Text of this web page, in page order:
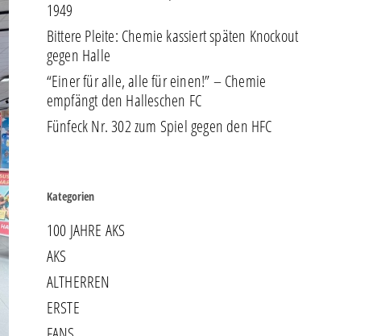
1949
Bittere Pleite: Chemie kassiert späten Knockout
gegen Halle
“Einer für alle, alle für einen!” – Chemie
empfängt den Halleschen FC
Fünfeck Nr. 302 zum Spiel gegen den HFC
Kategorien
100 JAHRE AKS
AKS
ALTHERREN
ERSTE